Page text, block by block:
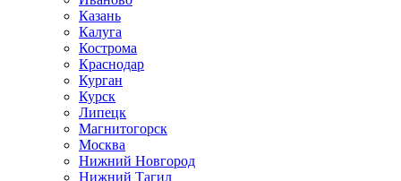
Казань
Калуга
Кострома
Краснодар
Курган
Курск
Липецк
Магнитогорск
Москва
Нижний Новгород
Нижний Тагил